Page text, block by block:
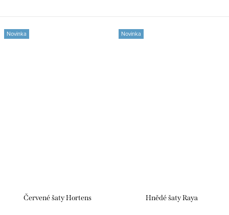
Novinka
Červené šaty Hortens
Novinka
Hnědé šaty Raya